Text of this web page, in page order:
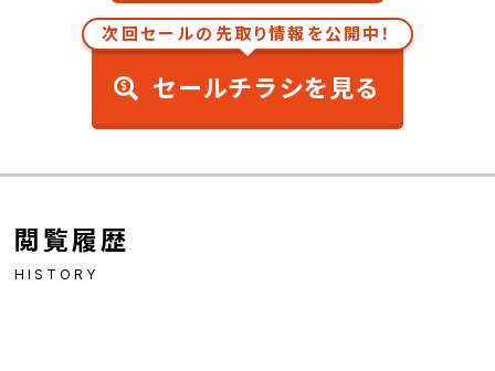
次回セールの先取り情報を公開中！
セールチラシを見る
閲覧履歴
HISTORY